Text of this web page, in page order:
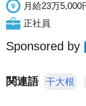
月給23万5,000
正社員
Sponsored by
関連語 干大根